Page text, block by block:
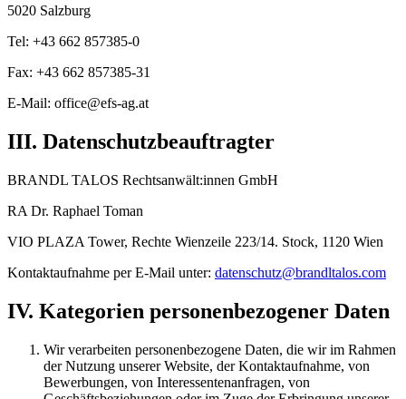
5020 Salzburg
Tel: +43 662 857385-0
Fax: +43 662 857385-31
E-Mail: office@efs-ag.at
III. Datenschutzbeauftragter
BRANDL TALOS Rechtsanwält:innen GmbH
RA Dr. Raphael Toman
VIO PLAZA Tower, Rechte Wienzeile 223/14. Stock, 1120 Wien
Kontaktaufnahme per E-Mail unter: datenschutz@brandltalos.com
IV. Kategorien personenbezogener Daten
Wir verarbeiten personenbezogene Daten, die wir im Rahmen
der Nutzung unserer Website, der Kontaktaufnahme, von
Bewerbungen, von Interessentenanfragen, von